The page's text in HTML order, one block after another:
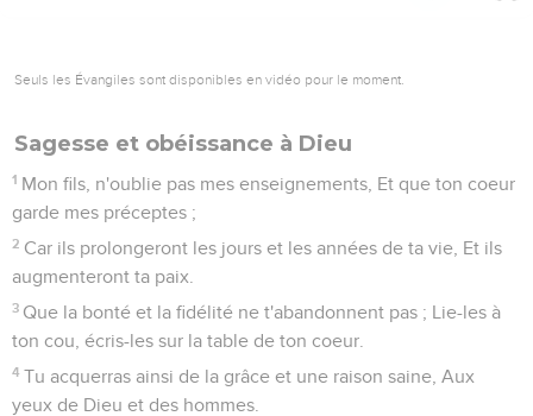
Seuls les Évangiles sont disponibles en vidéo pour le moment.
Sagesse et obéissance à Dieu
1 Mon fils, n'oublie pas mes enseignements, Et que ton coeur
garde mes préceptes ;
2 Car ils prolongeront les jours et les années de ta vie, Et ils
augmenteront ta paix.
3 Que la bonté et la fidélité ne t'abandonnent pas ; Lie-les à
ton cou, écris-les sur la table de ton coeur.
4 Tu acquerras ainsi de la grâce et une raison saine, Aux
yeux de Dieu et des hommes.